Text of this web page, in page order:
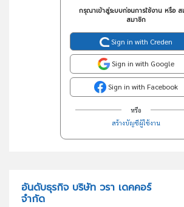
กรุณาเข้าสู่ระบบก่อนการใช้งาน หรือ ส
สมาชิก
Sign in with Creden
Sign in with Google
Sign in with Facebook
หรือ
สร้างบัญชีผู้ใช้งาน
อันดับธุรกิจ บริษัท วรา เดคคอร์
จำกัด